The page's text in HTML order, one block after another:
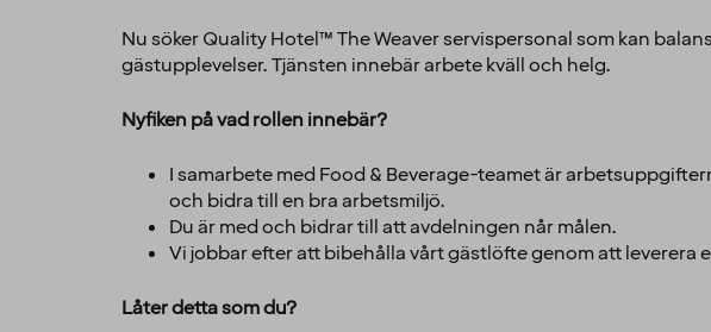
Nu söker Quality Hotel™ The Weaver servispersonal som kan
gästupplevelser. Tjänsten innebär arbete kväll och helg.
Nyfiken på vad rollen innebär?
I samarbete med Food & Beverage-teamet är
och bidra till en bra arbetsmiljö.
Du är med och bidrar till att avdelningen når målen.
Vi jobbar efter att bibehålla vårt gästlöfte genom att leverera
Låter detta som du?